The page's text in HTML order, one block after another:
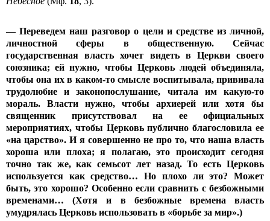
— Переведем наш разговор о цели и средстве из личной,
личностной сферы в общественную. Сейчас
государственная власть хочет видеть в Церкви своего
союзника; ей нужно, чтобы Церковь людей объединяла,
чтобы она их в каком-то смысле воспитывала, прививала
трудолюбие и законопослушание, читала им какую-то
мораль. Власти нужно, чтобы архиерей или хотя бы
священник присутствовал на ее официальных
мероприятиях, чтобы Церковь публично благословила ее
«на царство». И я совершенно не про то, что наша власть
хороша или плоха; я полагаю, это происходит сегодня
точно так же, как семьсот лет назад. То есть Церковь
используется как средство… Но плохо ли это? Может
быть, это хорошо? Особенно если сравнить с безбожными
временами… (Хотя и в безбожные времена власть
умудрялась Церковь использовать в «борьбе за мир».)